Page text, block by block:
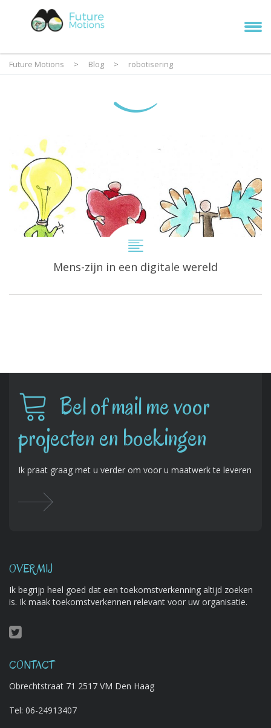
Future Motions > Blog > robotisering
Mens-zijn in een digitale wereld
Bel of mail me voor
projecten en boekingen
Ik praat graag met u verder om voor u maatwerk te leveren
OVER MIJ
Ik begrijp heel goed dat een toekomstverkenning altijd zoeken
is. Ik maak toekomstverkennen relevant voor uw organisatie.
CONTACT
Obrechtstraat 71 2517 VM Den Haag
Tel: 06-24913407